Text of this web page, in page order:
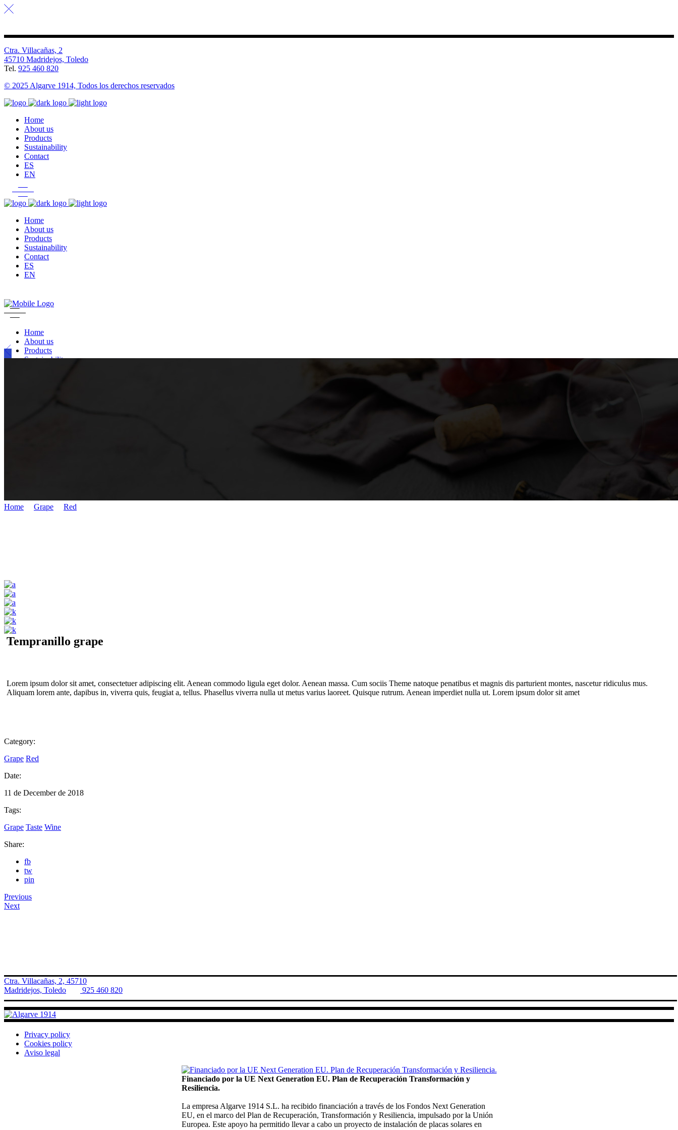
Ctra. Villacañas, 2
45710 Madridejos, Toledo
Tel. 925 460 820
© 2025 Algarve 1914, Todos los derechos reservados
Home
About us
Products
Sustainability
Contact
ES
EN
Home
About us
Products
Sustainability
Contact
ES
EN
Home
About us
Products
Sustainability
Home Grape Red
Tempranillo grape
Lorem ipsum dolor sit amet, consectetuer adipiscing elit. Aenean commodo ligula eget dolor. Aenean massa. Cum sociis Theme natoque penatibus et magnis dis parturient montes, nascetur ridiculus mus.
Aliquam lorem ante, dapibus in, viverra quis, feugiat a, tellus. Phasellus viverra nulla ut metus varius laoreet. Quisque rutrum. Aenean imperdiet nulla ut. Lorem ipsum dolor sit amet
Category:
Grape Red
Date:
11 de December de 2018
Tags:
Grape Taste Wine
Share:
fb
tw
pin
Previous
Next
Ctra. Villacañas, 2, 45710
Madridejos, Toledo
925 460 820
Privacy policy
Cookies policy
Aviso legal
Financiado por la UE Next Generation EU. Plan de Recuperación Transformación y
Resiliencia.
La empresa Algarve 1914 S.L. ha recibido financiación a través de los Fondos Next Generation
EU, en el marco del Plan de Recuperación, Transformación y Resiliencia, impulsado por la Unión
Europea. Este apoyo ha permitido llevar a cabo un proyecto de instalación de placas solares en